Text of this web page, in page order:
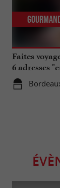
Faites
6 adresses